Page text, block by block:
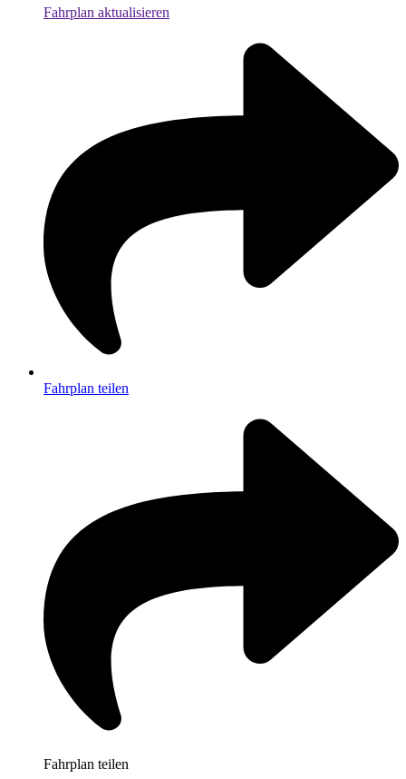
Fahrplan aktualisieren
Fahrplan teilen
Fahrplan teilen